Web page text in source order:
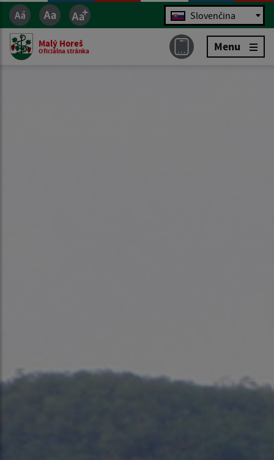
Jazyk Slovenčina
Malý Horeš
Oficiálna stránka Menu